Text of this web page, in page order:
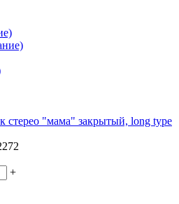
стерео "мама" закрытый, long type
+